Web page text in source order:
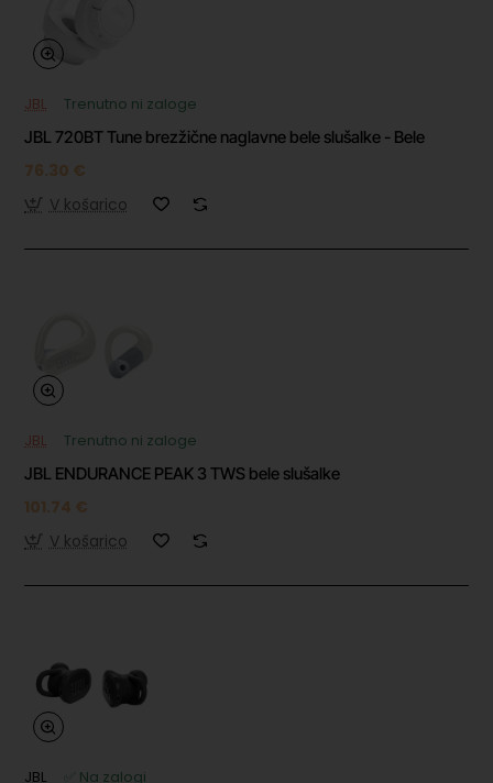
JBL
Trenutno ni zaloge
JBL 720BT Tune brezžične naglavne bele slušalke - Bele
76.30 €
V košarico
JBL
Trenutno ni zaloge
JBL ENDURANCE PEAK 3 TWS bele slušalke
101.74 €
V košarico
JBL ✅ Na zalogi